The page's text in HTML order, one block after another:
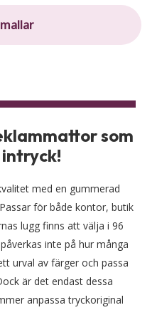
som
med en gummerad
för både kontor, butik
lugg finns att välja i 96
inte på hur många
urval av färger och passa
är det endast dessa
anpassa tryckoriginal